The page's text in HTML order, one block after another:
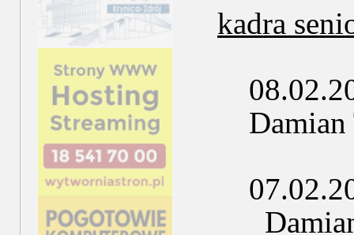
kadra
Damian
Damian